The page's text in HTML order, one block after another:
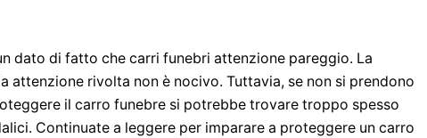
dato di fatto che carri funebri attenzione pareggio. La
attenzione rivolta non è nocivo. Tuttavia, se non si prendono
il carro funebre si potrebbe trovare troppo spesso
Continuate a leggere per imparare a proteggere un carro